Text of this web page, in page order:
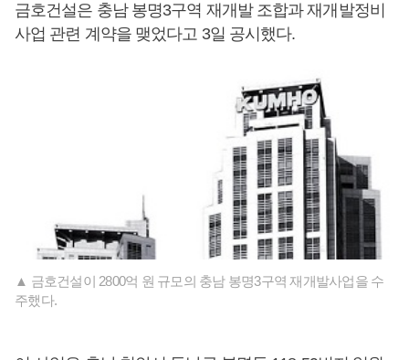
금호건설은 충남 봉명3구역 재개발 조합과 재개발정비
사업 관련 계약을 맺었다고 3일 공시했다.
▲ 금호건설이 2800억 원 규모의 충남 봉명3구역 재개발사업을 수
주했다.